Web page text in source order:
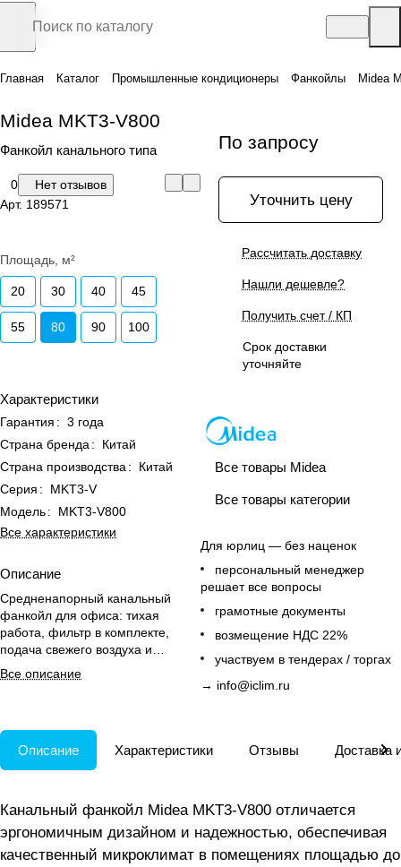
Главная Каталог Промышленные кондиционеры Фанкойлы Midea
Midea MKT3-V800
Фанкойл канального типа
0
Нет отзывов
Арт. 189571
Площадь, м²
20 30 40 45
55 80 90 100
Характеристики
Гарантия : 3 года
Страна бренда :
Китай
Страна производства :
Китай
Серия :
MKT3-V
Модель:
MKT3-V800
Все характеристики
Описание
Средненапорный канальный
фанкойл для офиса: тихая
работа, фильтр в комплекте,
подача свежего воздуха и
подключение к системе
диспетчеризации.
Все описание
По запросу
Уточнить цену
Рассчитать доставку
Нашли дешевле?
Получить счет / КП
Срок доставки
уточняйте
Все товары Midea
Все товары категории
Для юрлиц — без наценок
персональный менеджер
решает все вопросы
грамотные документы
возмещение НДС 22%
участвуем в тендерах / торгах
→ info@iclim.ru
Описание Характеристики Отзывы Доставка
Канальный фанкойл Midea MKT3-V800 отличается
эргономичным дизайном и надежностью, обеспечивая
качественный микроклимат в помещениях площадью до